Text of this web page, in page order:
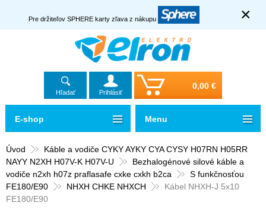
Pre držiteľov SPHERE karty zľava z nákupu ×
Hľadať Prihlásiť
0,00 €
Úvod
Káble a vodiče CYKY AYKY CYA CYSY H07RN H05RR
NAYY N2XH H07V-K H07V-U
Bezhalogénové silové káble a
vodiče n2xh h07z praflasafe cxke cxkh b2ca
S funkčnosťou
FE180/E90
NHXH CHKE NHXCH
Kábel NHXH-J 5x10
FE180/E90
E-shop Menu